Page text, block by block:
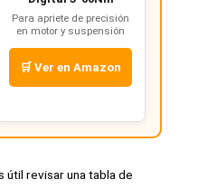
Para apriete de precisión
en motor y suspensión
🛒 Ver en Amazon
útil revisar una tabla de